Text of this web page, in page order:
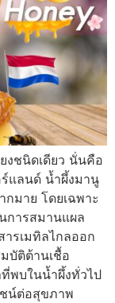
งชนิดเดียว นั่นคือ
ร์แลนด์ น้ำผึ้งมานู
มาย โดยเฉพาะ
การสมานแผล
ารเมทิลไกลออก
บัติต้านเชื้อ
พบในน้ำผึ้งทั่วไป
ชน์ต่อสุขภาพ